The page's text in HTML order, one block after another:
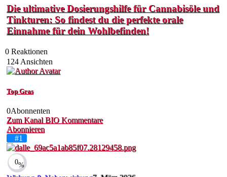
Die ultimative Dosierungshilfe für Cannabisöle und
Tinkturen: So findest du die perfekte orale
Einnahme für dein Wohlbefinden!
0 Reaktionen
124Ansichten
Top Gras
0Abonnenten
Zum Kanal BIO Kommentare
Abonnieren
#1
0%